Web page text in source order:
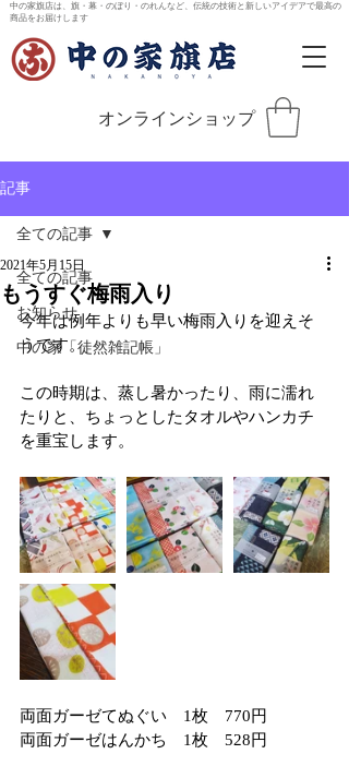
中の家旗店は、旗・幕・のぼり・のれんなど、伝統の技術と新しいアイデアで最高の
商品をお届けします
オンラインショップ
記事
全ての記事
お知らせ
中の家「徒然雑記帳」
全ての記事
もうすぐ梅雨入り
2021年5月15日
今年は例年よりも早い梅雨入りを迎えそ
うです。
この時期は、蒸し暑かったり、雨に濡れ
たりと、ちょっとしたタオルやハンカチ
を重宝します。
両面ガーゼてぬぐい　1枚　770円
両面ガーゼはんかち　1枚　528円